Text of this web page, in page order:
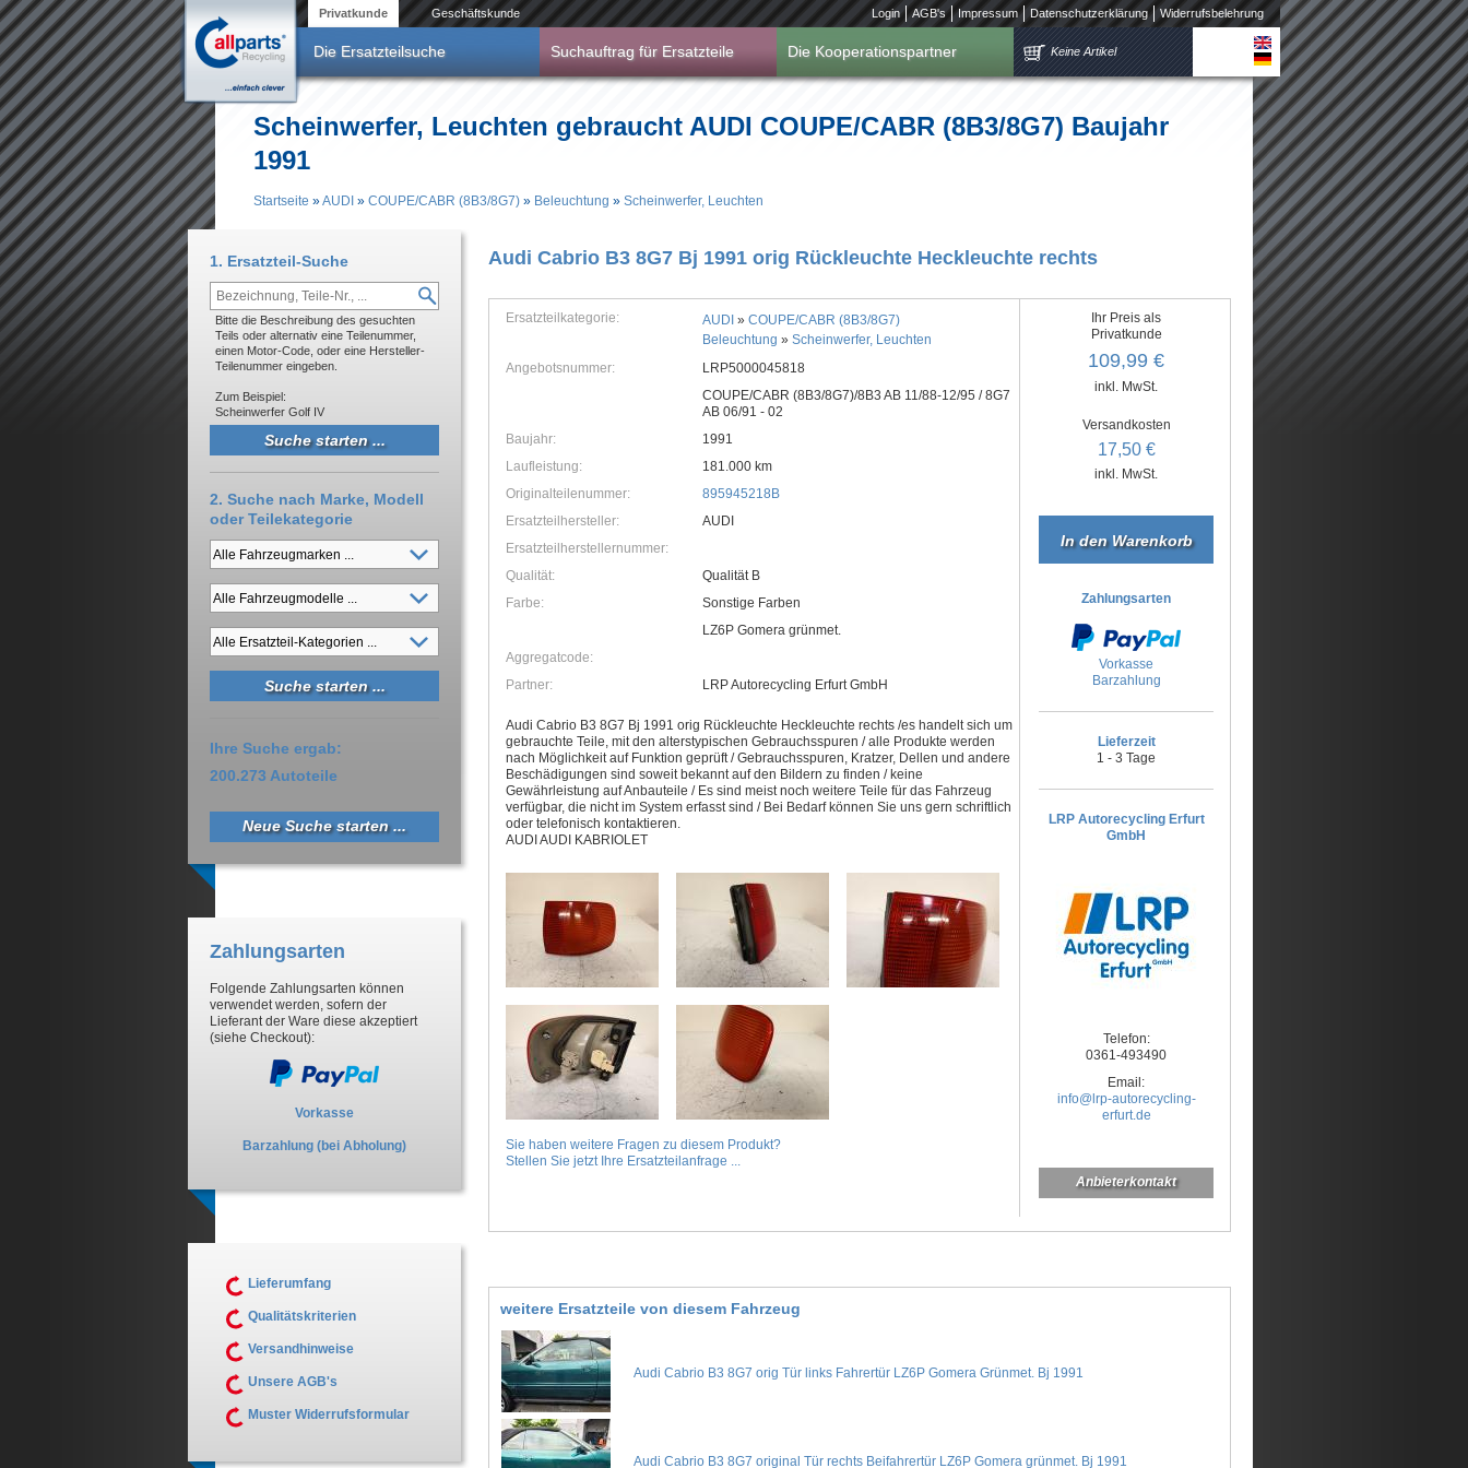
Direkt zum Inhalt Privatkunde Geschäftskunde Login AGB's Impressum Datenschutzerklärung Widerrufsbelehrung
Die Ersatzteilsuche Suchauftrag für Ersatzteile Die Kooperationspartner Keine Artikel
Scheinwerfer, Leuchten gebraucht AUDI COUPE/CABR (8B3/8G7) Baujahr
1991
Startseite »AUDI » COUPE/CABR (8B3/8G7) » Beleuchtung » Scheinwerfer, Leuchten
Audi Cabrio B3 8G7 Bj 1991 orig Rückleuchte Heckleuchte rechts
Ersatzteilkategorie: AUDI » COUPE/CABR (8B3/8G7)
Beleuchtung » Scheinwerfer, Leuchten
Angebotsnummer:
LRP5000045818
COUPE/CABR (8B3/8G7)/8B3 AB 11/88-12/95 / 8G7
AB 06/91 - 02
Baujahr:
1991
Laufleistung:
181.000 km
Originalteilenummer:
895945218B
Ersatzteilhersteller:
AUDI
Ersatzteilherstellernummer:
Qualität:
Qualität B
Farbe:
Sonstige Farben
LZ6P Gomera grünmet.
Aggregatcode:
Partner:
LRP Autorecycling Erfurt GmbH
Audi Cabrio B3 8G7 Bj 1991 orig Rückleuchte Heckleuchte rechts /es handelt sich um
gebrauchte Teile, mit den alterstypischen Gebrauchsspuren / alle Produkte werden
nach Möglichkeit auf Funktion geprüft / Gebrauchsspuren, Kratzer, Dellen und andere
Beschädigungen sind soweit bekannt auf den Bildern zu finden / keine
Gewährleistung auf Anbauteile / Es sind meist noch weitere Teile für das Fahrzeug
verfügbar, die nicht im System erfasst sind / Bei Bedarf können Sie uns gern schriftlich
oder telefonisch kontaktieren.
AUDI AUDI KABRIOLET
Sie haben weitere Fragen zu diesem Produkt?
Stellen Sie jetzt Ihre Ersatzteilanfrage ...
Ihr Preis als
Privatkunde
109,99 €
inkl. MwSt.
Versandkosten
17,50 €
inkl. MwSt.
Zahlungsarten
Vorkasse
Barzahlung
Lieferzeit
1 - 3 Tage
LRP Autorecycling Erfurt
GmbH
Telefon:
0361-493490
Email:
info@lrp-autorecycling-
erfurt.de
Anbieterkontakt
weitere Ersatzteile von diesem Fahrzeug
Audi Cabrio B3 8G7 orig Tür links Fahrertür LZ6P Gomera Grünmet. Bj 1991
Audi Cabrio B3 8G7 original Tür rechts Beifahrertür LZ6P Gomera grünmet. Bj 1991
1. Ersatzteil-Suche
Bitte die Beschreibung des gesuchten
Teils oder alternativ eine Teilenummer,
einen Motor-Code, oder eine Hersteller-
Teilenummer eingeben.
Zum Beispiel:
Scheinwerfer Golf IV
2. Suche nach Marke, Modell
oder Teilekategorie
Ihre Suche ergab:
200.273 Autoteile
Neue Suche starten ...
Zahlungsarten
Folgende Zahlungsarten können
verwendet werden, sofern der
Lieferant der Ware diese akzeptiert
(siehe Checkout):
Vorkasse
Barzahlung (bei Abholung)
Lieferumfang
Qualitätskriterien
Versandhinweise
Unsere AGB's
Muster Widerrufsformular